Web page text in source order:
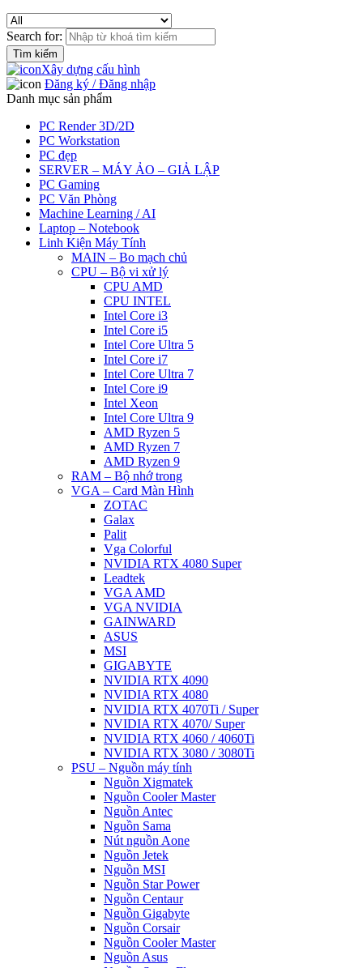
Search for:
Xây dựng cấu hình
Đăng ký / Đăng nhập
Danh mục sản phẩm
PC Render 3D/2D
PC Workstation
PC đẹp
SERVER – MÁY ẢO – GIẢ LẬP
PC Gaming
PC Văn Phòng
Machine Learning / AI
Laptop – Notebook
Linh Kiện Máy Tính
MAIN – Bo mạch chủ
CPU – Bộ vi xử lý
CPU AMD
CPU INTEL
Intel Core i3
Intel Core i5
Intel Core Ultra 5
Intel Core i7
Intel Core Ultra 7
Intel Core i9
Intel Xeon
Intel Core Ultra 9
AMD Ryzen 5
AMD Ryzen 7
AMD Ryzen 9
RAM – Bộ nhớ trong
VGA – Card Màn Hình
ZOTAC
Galax
Palit
Vga Colorful
NVIDIA RTX 4080 Super
Leadtek
VGA AMD
VGA NVIDIA
GAINWARD
ASUS
MSI
GIGABYTE
NVIDIA RTX 4090
NVIDIA RTX 4080
NVIDIA RTX 4070Ti / Super
NVIDIA RTX 4070/ Super
NVIDIA RTX 4060 / 4060Ti
NVIDIA RTX 3080 / 3080Ti
PSU – Nguồn máy tính
Nguồn Xigmatek
Nguồn Cooler Master
Nguồn Antec
Nguồn Sama
Nút nguồn Aone
Nguồn Jetek
Nguồn MSI
Nguồn Star Power
Nguồn Centaur
Nguồn Gigabyte
Nguồn Corsair
Nguồn Cooler Master
Nguồn Asus